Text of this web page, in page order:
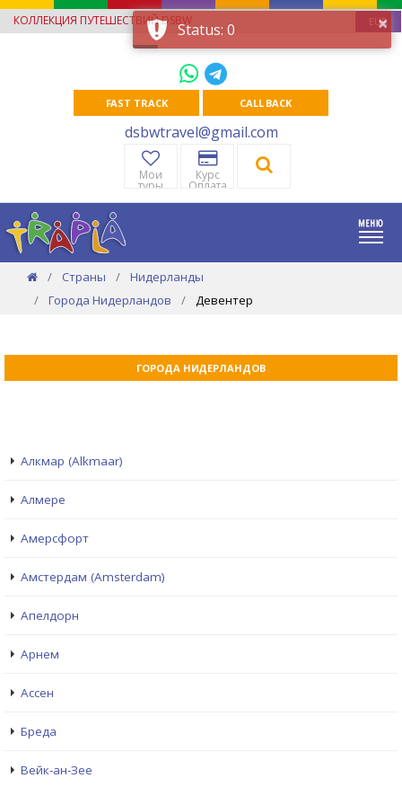
КОЛЛЕКЦИЯ ПУТЕШЕСТВИЙ DSBW EUR
FAST TRACK CALL BACK
dsbwtravel@gmail.com
Мои
туры
Курс
Оплата
Страны
Нидерланды
Города Нидерландов
Девентер
ГОРОДА НИДЕРЛАНДОВ
Алкмар (Alkmaar)
Алмере
Амерсфорт
Амстердам (Amsterdam)
Апелдорн
Арнем
Ассен
Бреда
Вейк-ан-Зее
×
Status: 0